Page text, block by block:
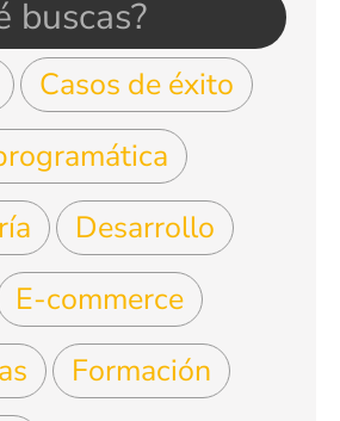
Casos de éxito
Desarrollo
E-commerce
Formación